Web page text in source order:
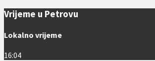
Vrijeme u Petrovu
Lokalno vrijeme
16:04